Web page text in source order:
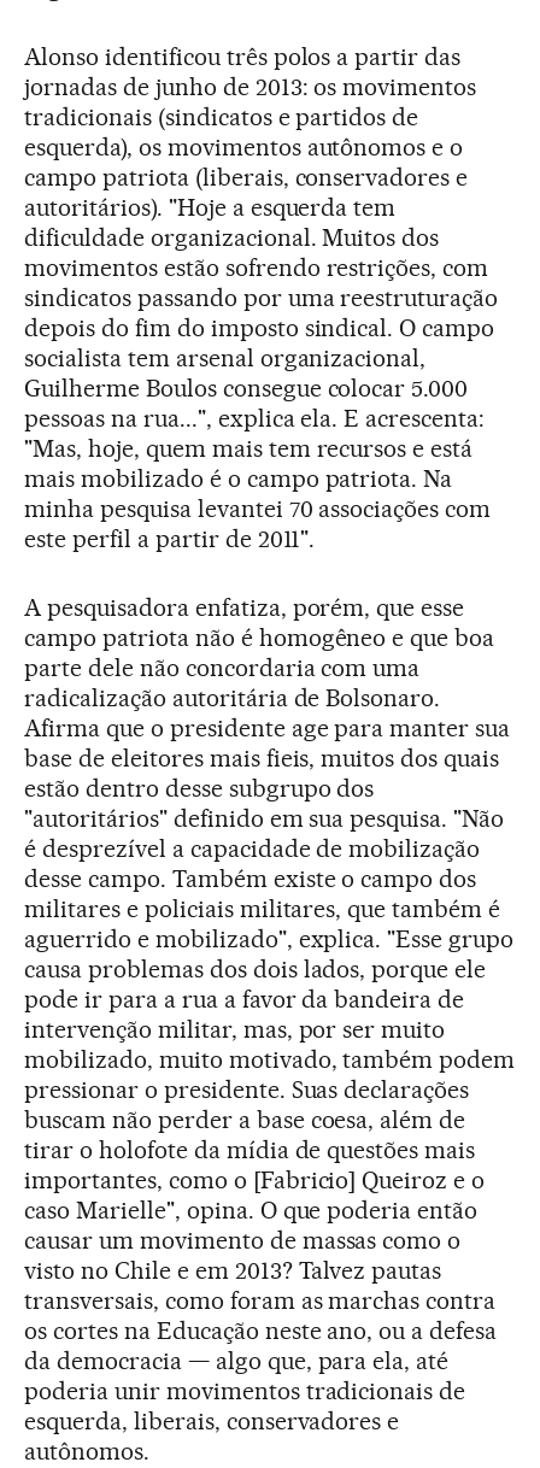
Alonso identificou três polos a partir das
jornadas de junho de 2013: os movimentos
tradicionais (sindicatos e partidos de
esquerda), os movimentos autônomos e o
campo patriota (liberais, conservadores e
autoritários). "Hoje a esquerda tem
dificuldade organizacional. Muitos dos
movimentos estão sofrendo restrições, com
sindicatos passando por uma reestruturação
depois do fim do imposto sindical. O campo
socialista tem arsenal organizacional,
Guilherme Boulos consegue colocar 5.000
pessoas na rua...", explica ela. E acrescenta:
"Mas, hoje, quem mais tem recursos e está
mais mobilizado é o campo patriota. Na
minha pesquisa levantei 70 associações com
este perfil a partir de 2011".
A pesquisadora enfatiza, porém, que esse
campo patriota não é homogêneo e que boa
parte dele não concordaria com uma
radicalização autoritária de Bolsonaro.
Afirma que o presidente age para manter sua
base de eleitores mais fieis, muitos dos quais
estão dentro desse subgrupo dos
"autoritários" definido em sua pesquisa. "Não
é desprezível a capacidade de mobilização
desse campo. Também existe o campo dos
militares e policiais militares, que também é
aguerrido e mobilizado", explica. "Esse grupo
causa problemas dos dois lados, porque ele
pode ir para a rua a favor da bandeira de
intervenção militar, mas, por ser muito
mobilizado, muito motivado, também podem
pressionar o presidente. Suas declarações
buscam não perder a base coesa, além de
tirar o holofote da mídia de questões mais
importantes, como o [Fabricio] Queiroz e o
caso Marielle", opina. O que poderia então
causar um movimento de massas como o
visto no Chile e em 2013? Talvez pautas
transversais, como foram as marchas contra
os cortes na Educação neste ano, ou a defesa
da democracia — algo que, para ela, até
poderia unir movimentos tradicionais de
esquerda, liberais, conservadores e
autônomos.